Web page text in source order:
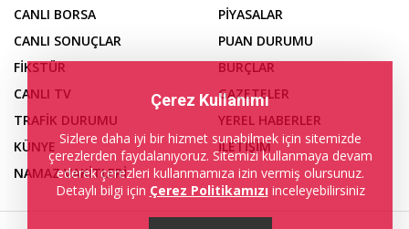
CANLI BORSA
CANLI SONUÇLAR
FİKSTÜR
CANLI TV
TRAFİK DURUMU
KÜNYE
NAMAZ VAKİTLERİ
PİYASALAR
PUAN DURUMU
BURÇLAR
GAZETELER
YEREL HABERLER
İLETİŞİM
Çerez Kullanımı
Sizlere daha iyi bir hizmet sunabilmek için sitemizde
çerezlerden faydalanıyoruz. Sitemizi kullanmaya devam
ederek çerezleri kullanmamıza izin vermiş olursunuz.
Detaylı bilgi için Çerez Politikamızıinceleyebilirsiniz